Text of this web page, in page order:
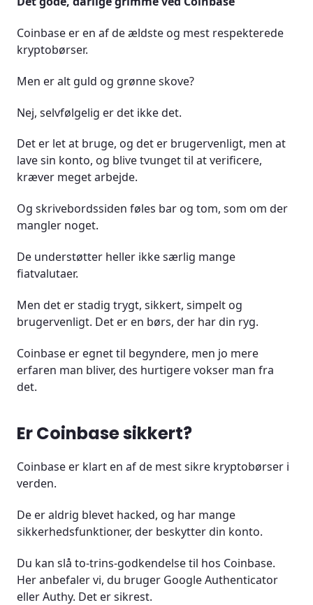
Coinbase er en af de ældste og mest respekterede
kryptobørser.
Men er alt guld og grønne skove?
Nej, selvfølgelig er det ikke det.
Det er let at bruge, og det er brugervenligt, men at
lave sin konto, og blive tvunget til at verificere,
kræver meget arbejde.
Og skrivebordssiden føles bar og tom, som om der
mangler noget.
De understøtter heller ikke særlig mange
fiatvalutaer.
Men det er stadig trygt, sikkert, simpelt og
brugervenligt. Det er en børs, der har din ryg.
Coinbase er egnet til begyndere, men jo mere
erfaren man bliver, des hurtigere vokser man fra
det.
Er Coinbase sikkert?
Coinbase er klart en af de mest sikre kryptobørser i
verden.
De er aldrig blevet hacked, og har mange
sikkerhedsfunktioner, der beskytter din konto.
Du kan slå to-trins-godkendelse til hos Coinbase.
Her anbefaler vi, du bruger Google Authenticator
eller Authy. Det er sikrest.